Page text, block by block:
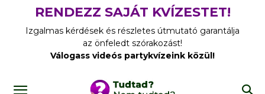
RENDEZZ SAJÁT KVÍZESTET!
Izgalmas kérdések és részletes útmutató garantálja
az önfeledt szórakozást!
Válogass videós partykvízeink közül!